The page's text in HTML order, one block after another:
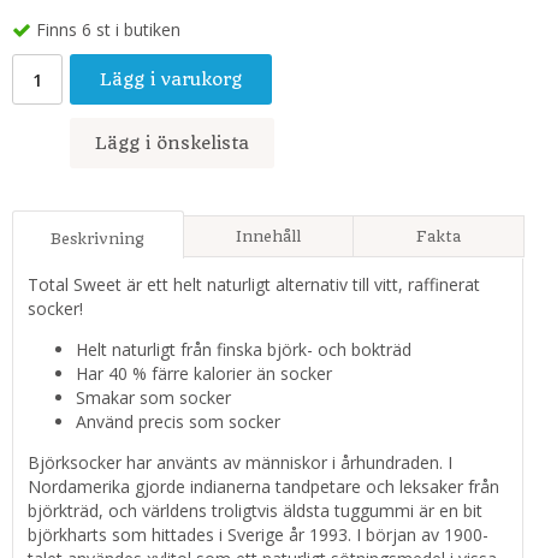
Finns 6 st i butiken
Lägg i varukorg
Lägg i önskelista
Beskrivning Innehåll Fakta
Total Sweet är ett helt naturligt alternativ till vitt, raffinerat
socker!
Helt naturligt från finska björk- och bokträd
Har 40 % färre kalorier än socker
Smakar som socker
Använd precis som socker
Björksocker har använts av människor i århundraden. I
Nordamerika gjorde indianerna tandpetare och leksaker från
björkträd, och världens troligtvis äldsta tuggummi är en bit
björkharts som hittades i Sverige år 1993. I början av 1900-